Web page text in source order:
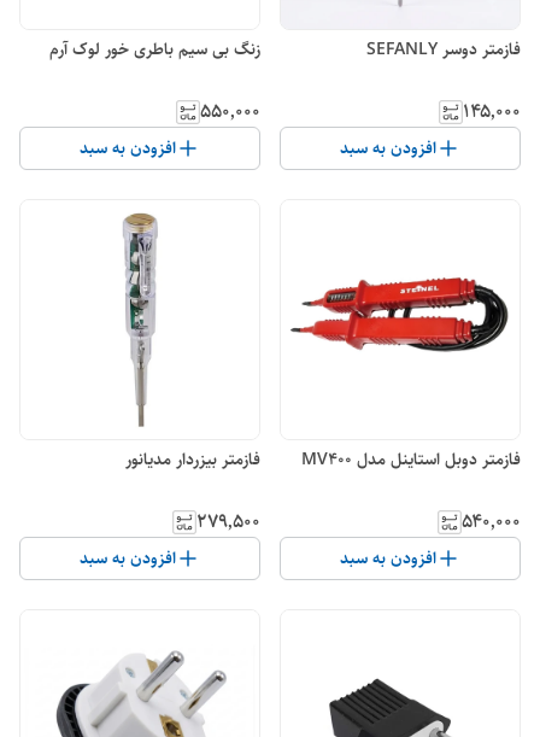
فازمتر دوسر SEFANLY
۱۴۵٬۰۰۰
افزودن به سبد
زنگ بی سیم باطری خور لوک آرم
۵۵۰٬۰۰۰
افزودن به سبد
فازمتر دوبل استاینل مدل MV400
۵۴۰٬۰۰۰
افزودن به سبد
فازمتر بیزردار مدیانور
۲۷۹٬۵۰۰
افزودن به سبد